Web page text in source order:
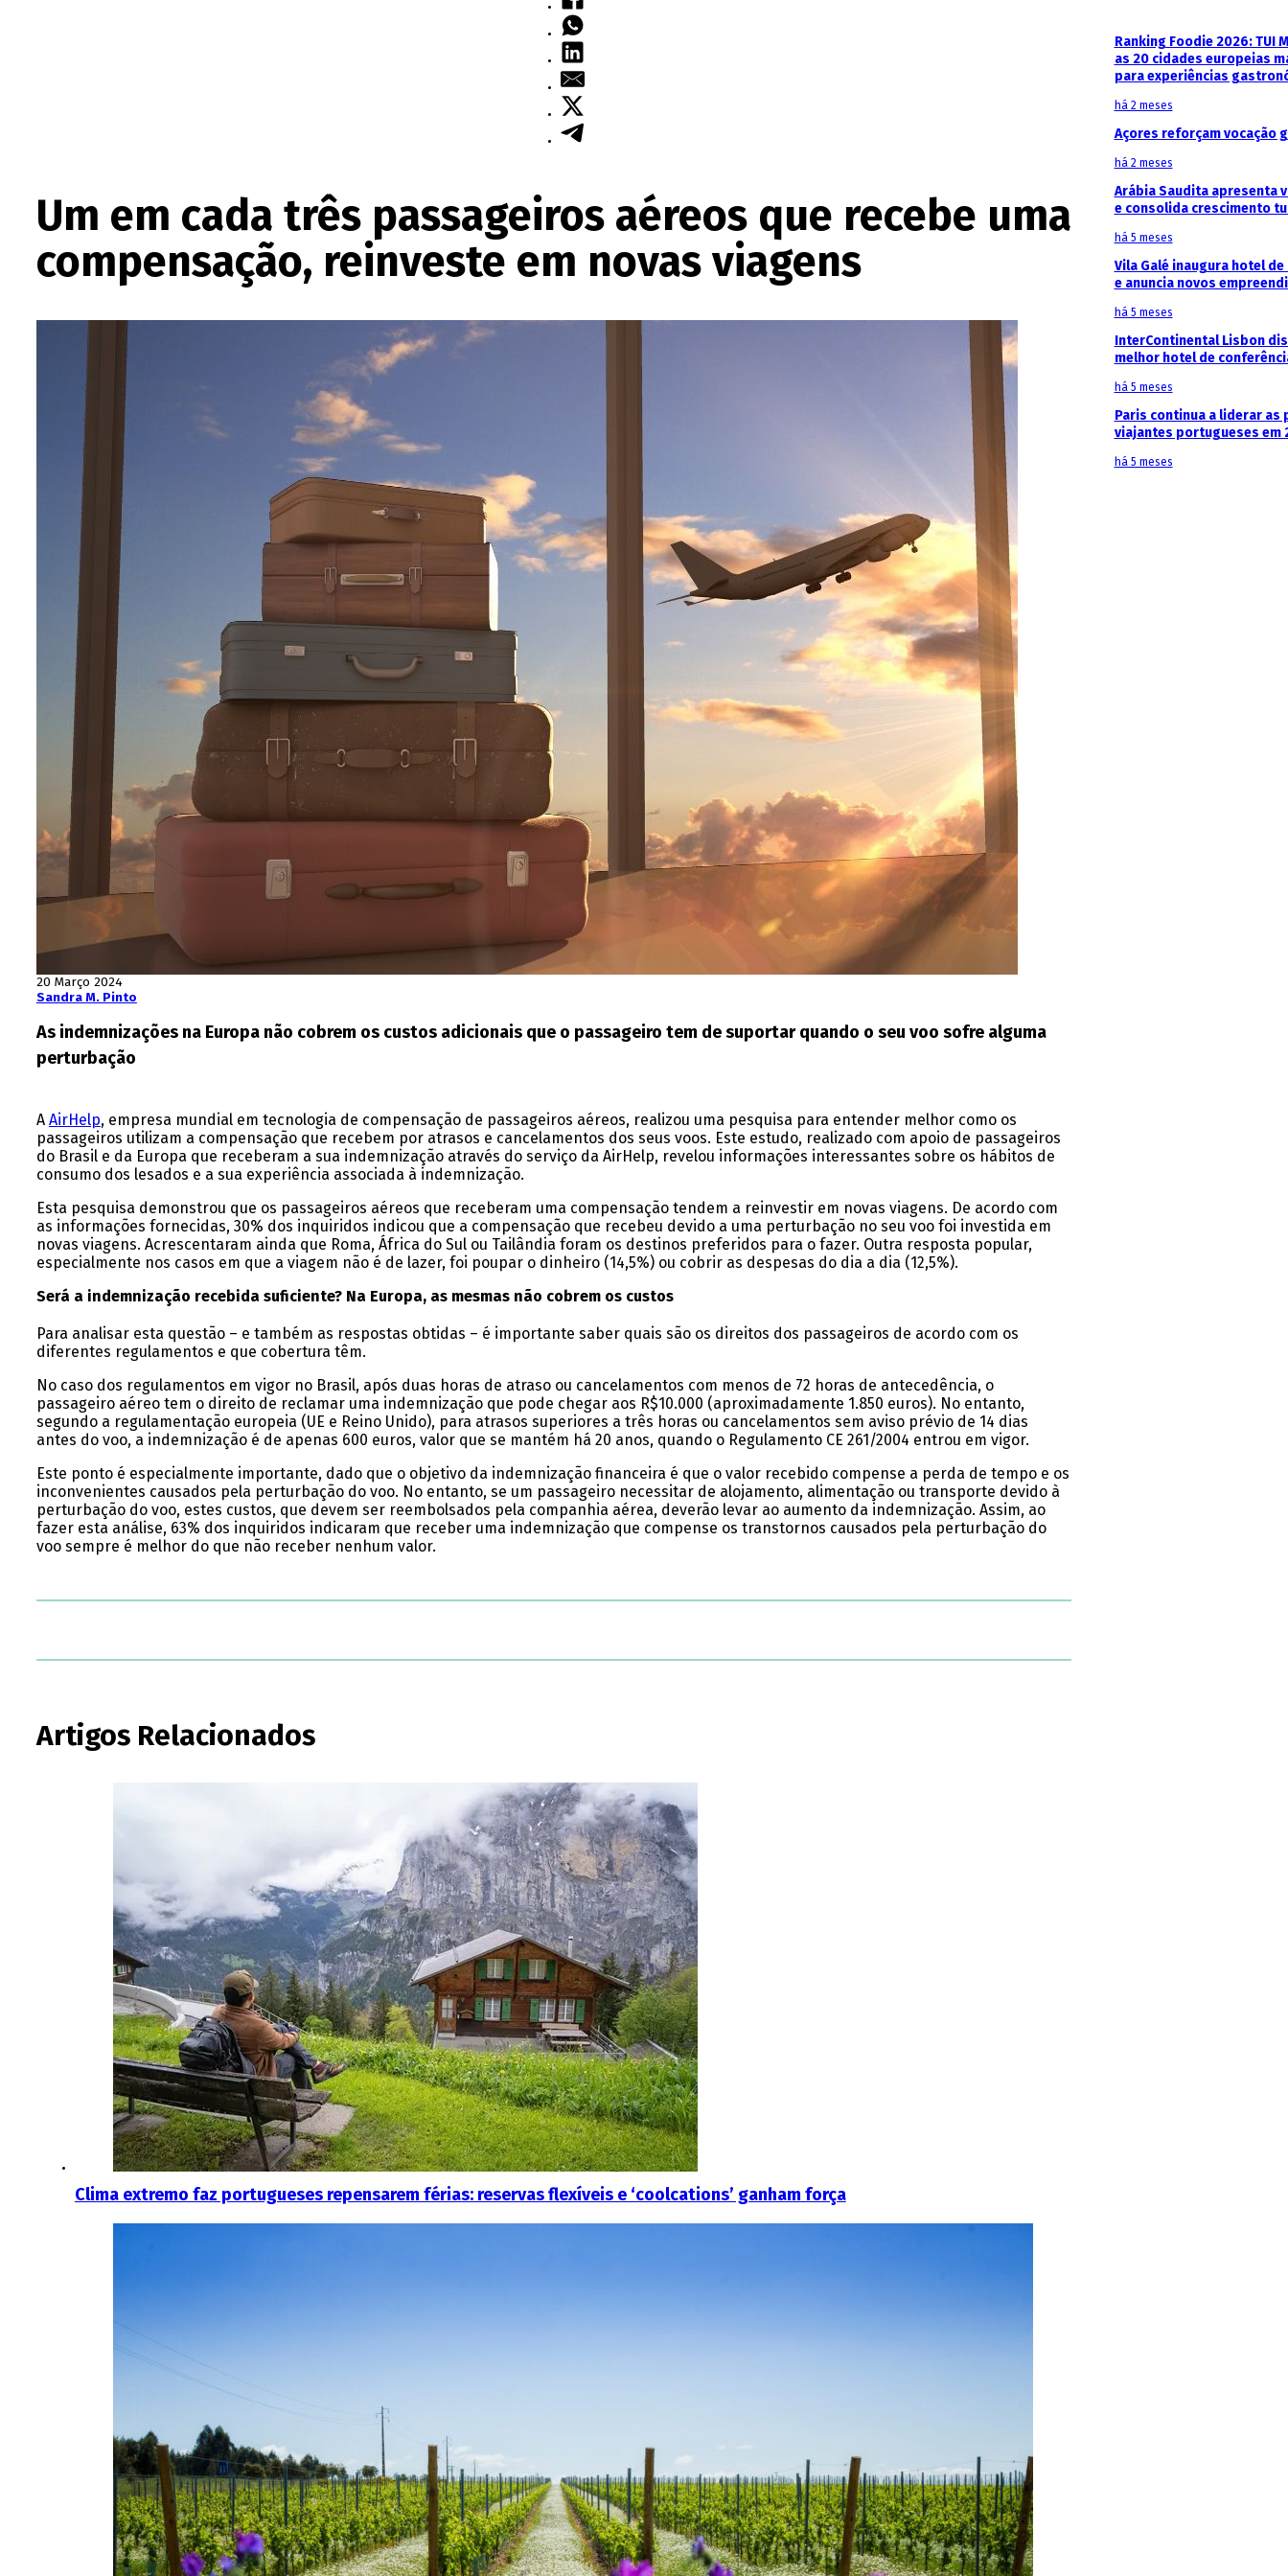
Um em cada três passageiros aéreos que recebe uma
compensação, reinveste em novas viagens
20 Março 2024
Sandra M. Pinto
As indemnizações na Europa não cobrem os custos adicionais que o passageiro tem de suportar quando o seu voo sofre alguma
perturbação
A AirHelp, empresa mundial em tecnologia de compensação de passageiros aéreos, realizou uma pesquisa para entender melhor como os
passageiros utilizam a compensação que recebem por atrasos e cancelamentos dos seus voos. Este estudo, realizado com apoio de passageiros
do Brasil e da Europa que receberam a sua indemnização através do serviço da AirHelp, revelou informações interessantes sobre os hábitos de
consumo dos lesados e a sua experiência associada à indemnização.
Esta pesquisa demonstrou que os passageiros aéreos que receberam uma compensação tendem a reinvestir em novas viagens. De acordo com
as informações fornecidas, 30% dos inquiridos indicou que a compensação que recebeu devido a uma perturbação no seu voo foi investida em
novas viagens. Acrescentaram ainda que Roma, África do Sul ou Tailândia foram os destinos preferidos para o fazer. Outra resposta popular,
especialmente nos casos em que a viagem não é de lazer, foi poupar o dinheiro (14,5%) ou cobrir as despesas do dia a dia (12,5%).
Será a indemnização recebida suficiente? Na Europa, as mesmas não cobrem os custos
Para analisar esta questão – e também as respostas obtidas – é importante saber quais são os direitos dos passageiros de acordo com os
diferentes regulamentos e que cobertura têm.
No caso dos regulamentos em vigor no Brasil, após duas horas de atraso ou cancelamentos com menos de 72 horas de antecedência, o
passageiro aéreo tem o direito de reclamar uma indemnização que pode chegar aos R$10.000 (aproximadamente 1.850 euros). No entanto,
segundo a regulamentação europeia (UE e Reino Unido), para atrasos superiores a três horas ou cancelamentos sem aviso prévio de 14 dias
antes do voo, a indemnização é de apenas 600 euros, valor que se mantém há 20 anos, quando o Regulamento CE 261/2004 entrou em vigor.
Este ponto é especialmente importante, dado que o objetivo da indemnização financeira é que o valor recebido compense a perda de tempo e os
inconvenientes causados pela perturbação do voo. No entanto, se um passageiro necessitar de alojamento, alimentação ou transporte devido à
perturbação do voo, estes custos, que devem ser reembolsados pela companhia aérea, deverão levar ao aumento da indemnização. Assim, ao
fazer esta análise, 63% dos inquiridos indicaram que receber uma indemnização que compense os transtornos causados pela perturbação do
voo sempre é melhor do que não receber nenhum valor.
Artigos Relacionados
Clima extremo faz portugueses repensarem férias: reservas flexíveis e ‘coolcations’ ganham força
Ranking Foodie 2026: TUI
as 20 cidades europeias
para experiências
há 2 meses
Açores reforçam vocação
há 2 meses
Arábia Saudita apresenta
e consolida crescimento
há 5 meses
Vila Galé inaugura hotel de
e anuncia novos
há 5 meses
InterContinental Lisbon
melhor hotel de
há 5 meses
Paris continua a liderar as
viajantes portugueses em
há 5 meses